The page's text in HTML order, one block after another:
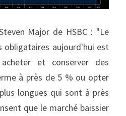
Major de HSBC : "Le
obligataires aujourd'hui est
et conserver des
à près de 5 % ou opter
longues qui sont à près
que le marché baissier